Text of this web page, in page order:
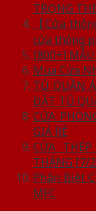
TRỌNG
【Cửa
cửa thông
[800+]
Mua Cửa
TỦ QUẦN
ĐẶT TỦ
CỬA
GIÁ RẺ
CỬA
THÁNG [7/
Phân Biệt
MFC